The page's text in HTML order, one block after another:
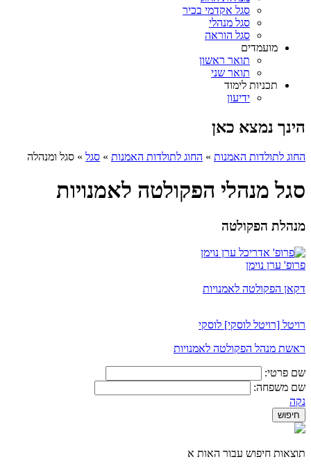
סגל אקדמי בכיר
סגל מנהלי
סגל הוראה
מועמדים
תואר ראשון
תואר שני
תכניות לימוד
ידיעון
הינך נמצא כאן
החוג לתולדות האמנות » החוג לתולדות האמנות » סגל » סגל ומנהלה
סגל מנהלי הפקולטה לאמנויות
מנהלת הפקולטה
פרופ' ערן נוימן
דקאן הפקולטה לאמנויות
רויטל [רויטל לוסקי] לוסקי
ראשת מנהל הפקולטה לאמנויות
שם פרטי:
שם משפחה:
נקה
תוצאות חיפוש עבור האות א